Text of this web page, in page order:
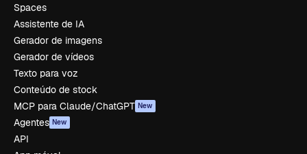
Spaces
Assistente de IA
Gerador de imagens
Gerador de vídeos
Texto para voz
Conteúdo de stock
MCP para Claude/ChatGPT New
Agentes New
API